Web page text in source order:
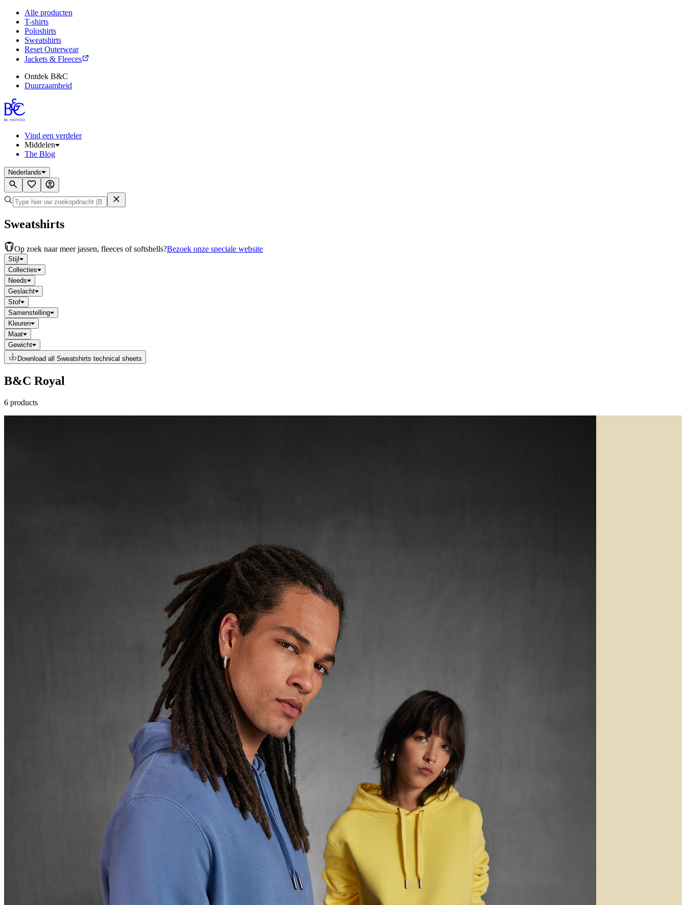
Alle producten
T-shirts
Poloshirts
Sweatshirts
Reset Outerwear
Jackets & Fleeces
Ontdek B&C
Duurzaamheid
Vind een verdeler
Middelen
The Blog
Nederlands
Sweatshirts
Op zoek naar meer jassen, fleeces of softshells?Bezoek onze speciale website
Stijl
Collecties
Needs
Geslacht
Stof
Samenstelling
Kleuren
Maat
Gewicht
Download all Sweatshirts technical sheets
B&C Royal
6 products